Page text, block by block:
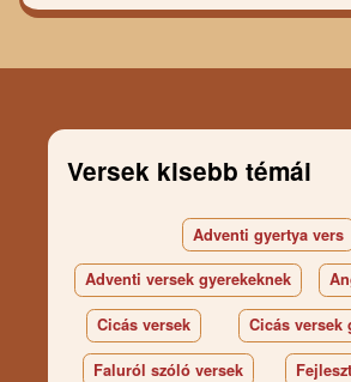
Versek kisebb témái
Adventi gyertya vers
Adventi versek gyerekeknek
Cicás versek Cicás versek
Faluról szóló versek